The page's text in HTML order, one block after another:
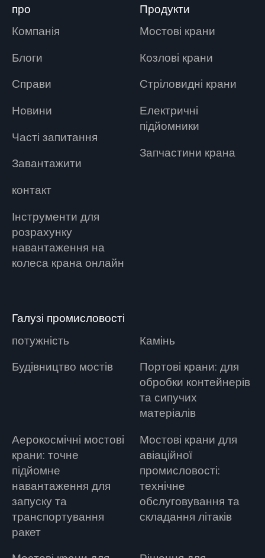
про
Компанія
Блоги
Справи
Новини
Часті запитання
Завантажити
контакт
Інструменти для
розрахунку
навантаження на
колеса крана онлайн
Продукти
Мостові крани
Козлові крани
Стріловидні крани
Електричні
підйомники
Запчастини крана
Галузі промисловості
потужність
Камінь
Будівництво мостів
Портові крани: для
обробки контейнерів
та сипучих
матеріалів
Аерокосмічні мостові
крани: точне
підйомне
навантаження для
запуску та
транспортування
ракет
Мостові крани для
авіаційної
промисловості:
технічне
обслуговування та
складання літаків